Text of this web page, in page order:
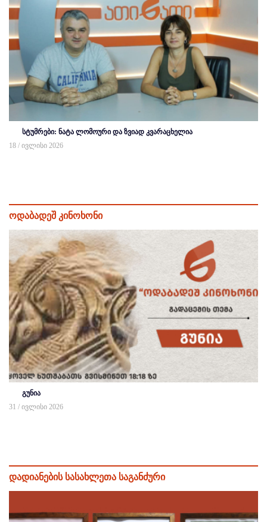
სტუმრები: ნატა ლომოური და ზვიად კვარაცხელია
18 / ივლისი 2026
ოდაბადეშ კინოხონი
გუნია
31 / ივლისი 2026
დადიანების სასახლეთა საგანძური